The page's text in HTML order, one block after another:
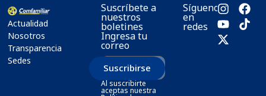
Actualidad
Nosotros
Transparencia
Sedes
Suscríbete a
nuestros
boletines
Ingresa tu
correo
Suscribirse
Al suscribirte
aceptas nuestra
Síguenos
en
redes